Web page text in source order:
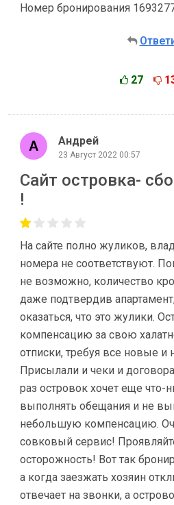
Номер бронирования
27
Андрей
23 Август 2022 00:57
Сайт островка-
!
На сайте полно жуликов,
номера не соответствуют.
не возможно, количество
даже подтвердив
оказаться, что это жулики.
компенсацию за свою
отписки, требуя все новые
Присылали и чеки и
раз островок хочет еще
выполнять обещания и не
небольшую компенсацию.
совковый сервис!
осторожность! Вот так
а когда заезжать хозяин
отвечает на звонки, а